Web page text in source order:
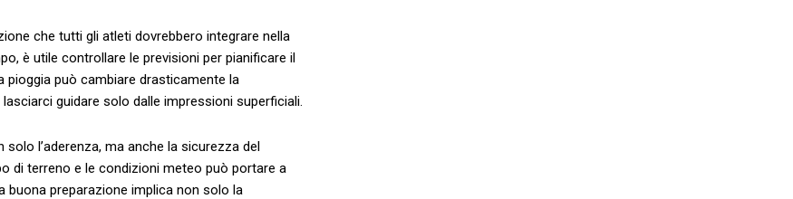
che tutti gli atleti dovrebbero integrare nella
è utile ⁤controllare le‌ previsioni per ‍pianificare il
‍pioggia può cambiare⁢ drasticamente la
guidare​ solo‍ dalle‌ impressioni superficiali.
l’aderenza,⁢ ma anche la sicurezza del
di terreno e le condizioni meteo ​può portare a
buona preparazione implica non ⁤solo la